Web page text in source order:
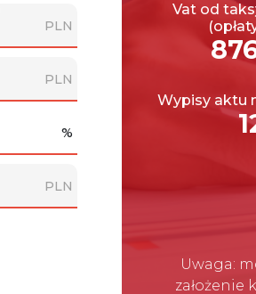
Vat od
Wypisy aktu
Uwaga:
założenie
PLN
PLN
%
PLN